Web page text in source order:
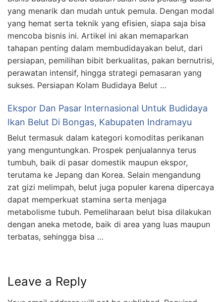
yang menarik dan mudah untuk pemula. Dengan modal
yang hemat serta teknik yang efisien, siapa saja bisa
mencoba bisnis ini. Artikel ini akan memaparkan
tahapan penting dalam membudidayakan belut, dari
persiapan, pemilihan bibit berkualitas, pakan bernutrisi,
perawatan intensif, hingga strategi pemasaran yang
sukses. Persiapan Kolam Budidaya Belut …
Ekspor Dan Pasar Internasional Untuk Budidaya
Ikan Belut Di Bongas, Kabupaten Indramayu
Belut termasuk dalam kategori komoditas perikanan
yang menguntungkan. Prospek penjualannya terus
tumbuh, baik di pasar domestik maupun ekspor,
terutama ke Jepang dan Korea. Selain mengandung
zat gizi melimpah, belut juga populer karena dipercaya
dapat memperkuat stamina serta menjaga
metabolisme tubuh. Pemeliharaan belut bisa dilakukan
dengan aneka metode, baik di area yang luas maupun
terbatas, sehingga bisa …
Leave a Reply